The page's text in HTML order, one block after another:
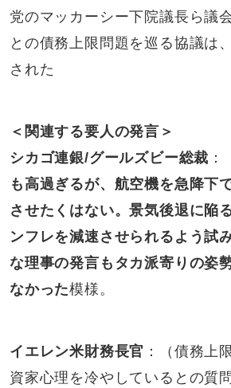
党のマッカーシー下院議長ら議
との債務上限問題を巡る協議は
された
＜関連する要人の発言＞
シカゴ連銀/グールズビー総裁 ：
も高過ぎるが、航空機を急降下
させたくはない。景気後退に陥
ンフレを減速させられるよう試み
な理事の発言もタカ派寄りの姿
なかった模様。
イエレン米財務長官 ：（債務上
資家心理を冷やしているとの質問